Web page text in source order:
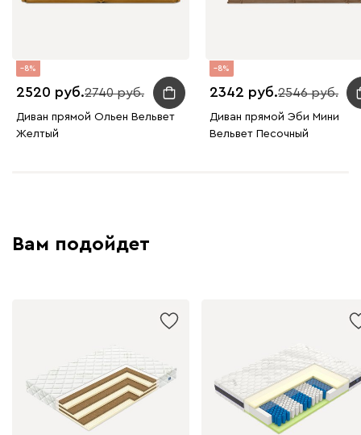
8
2520 2740
Диван прямой Ольен Вельвет
Желтый
8
2342 2546
Диван прямой Эби Мини
Вельвет Песочный
Вам подойдет